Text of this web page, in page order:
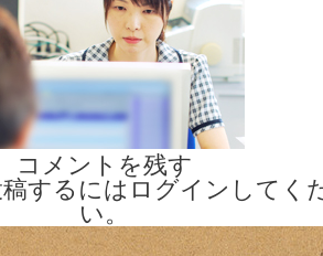
コメントを残す
するには ログイン してく
い。